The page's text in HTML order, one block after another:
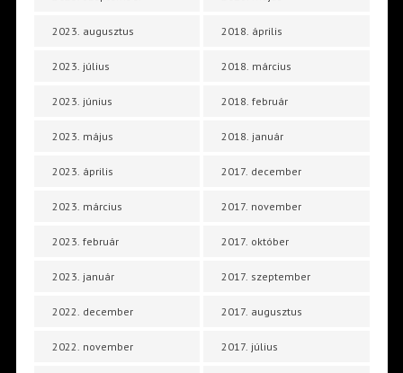
2023. augusztus
2023. július
2023. június
2023. május
2023. április
2023. március
2023. február
2023. január
2022. december
2022. november
2018. április
2018. március
2018. február
2018. január
2017. december
2017. november
2017. október
2017. szeptember
2017. augusztus
2017. július